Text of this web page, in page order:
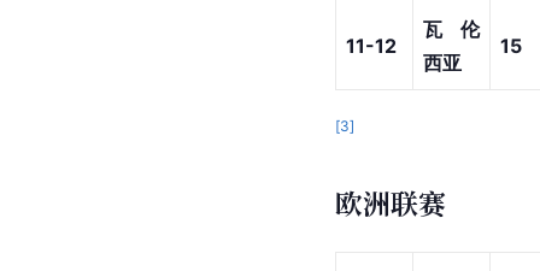
11-12
瓦伦
西亚
15
[3]
欧洲联赛